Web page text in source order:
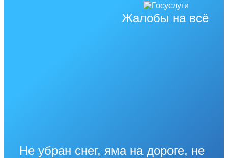
Жалобы на всё
Не убран снег, яма на дороге, не